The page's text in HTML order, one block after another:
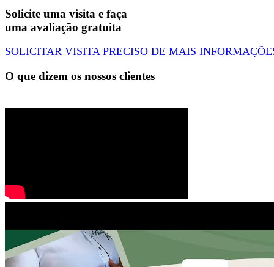
Solicite uma visita e faça
uma avaliação gratuita
SOLICITAR VISITA PRECISO DE MAIS
O que dizem os nossos clientes